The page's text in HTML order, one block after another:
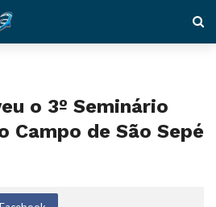
o 3º Seminário
Campo de São Sepé